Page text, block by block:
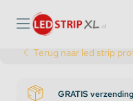
Terug naar led strip
GRATIS